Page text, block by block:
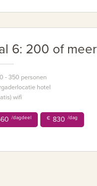
6: 200 of meer
- 350 personen
hotel
wifi
/dagdeel € 830 /dag